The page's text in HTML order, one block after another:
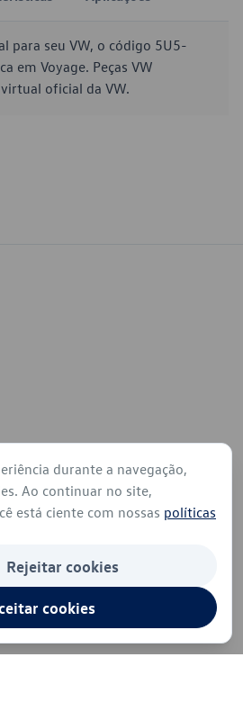
para seu VW, o código 5U5-
em Voyage. Peças VW
oficial da VW.
durante a navegação,
Ao continuar no site,
está ciente com nossas políticas
Rejeitar cookies
cookies